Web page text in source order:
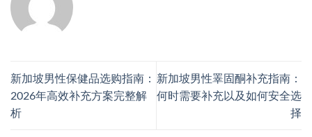
新加坡男性保健品选购指南：
2026年高效补充方案完整解
析
新加坡男性睪固酮补充指南：
何时需要补充以及如何安全选
择